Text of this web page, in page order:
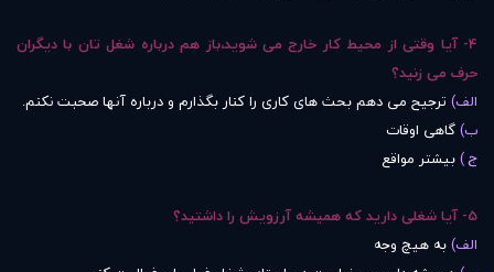
4- آیا وقتی از محیط کار خارج می شوید،باز هم درباره شغل تان با دیگران
حرف می زنید؟
الف) ترجیح می دهم بحث های کاری را کنار بگذارم و درباره آنها صحبت نکنم.
ب)گاهی اوقات
ج )بیشتر مواقع
5- آیا شغلی دارید که همیشه آرزویش را داشتید؟
الف)به هیچ وجه